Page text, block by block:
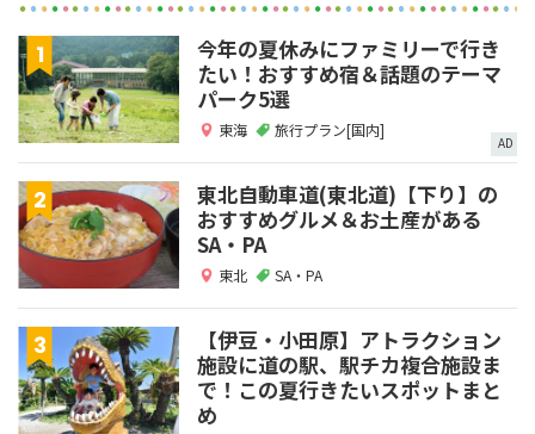
今年の夏休みにファミリーで行き
たい！おすすめ宿＆話題のテーマ
パーク5選
東海 旅行プラン[国内]
AD
東北自動車道(東北道)【下り】の
おすすめグルメ＆お土産がある
SA・PA
東北 SA・PA
【伊豆・小田原】アトラクション
施設に道の駅、駅チカ複合施設ま
で！この夏行きたいスポットまと
め